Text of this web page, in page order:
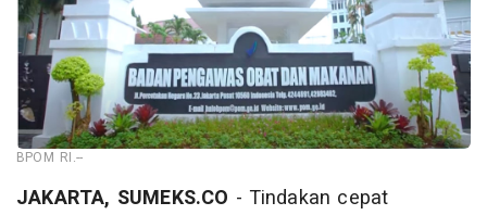
BPOM RI.--
JAKARTA, SUMEKS.CO - Tindakan cepat